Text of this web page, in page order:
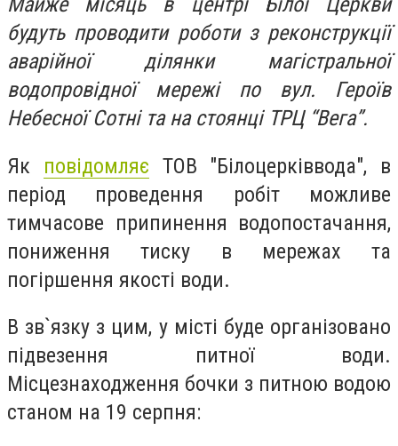
будуть проводити роботи з реконструкції
аварійної ділянки магістральної
водопровідної мережі по вул. Героїв
Небесної Сотні та на стоянці ТРЦ “Вега”.
Як повідомляє ТОВ "Білоцерківвода", в
період проведення робіт можливе
тимчасове припинення водопостачання,
пониження тиску в мережах та
погіршення якості води.
В зв`язку з цим, у місті буде організовано
підвезення питної води.
Місцезнаходження бочки з питною водою
станом на 19 серпня: